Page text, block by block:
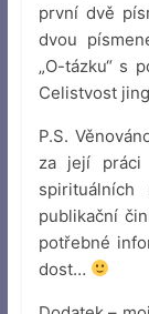
první dvě
dvou
„O-tázku“ s
Celistvost
P.S.
za její práci
publikační
potřebné
dost…